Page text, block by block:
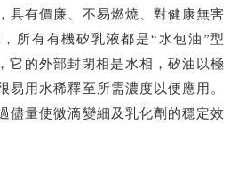
具有價廉、不易燃燒、對健康無害
所有有機矽乳液都是“水包油”型
它的外部封閉相是水相，矽油以極
易用水稀釋至所需濃度以便應用。
儘量使微滴變細及乳化劑的穩定效